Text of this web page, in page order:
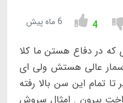
4 6 ماه پیش
در دفاع هستن ما کلا
عالی هستش ولی ای
تمام این سن بالا رفته
بیرون . امثال سروش